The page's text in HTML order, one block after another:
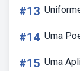
#13
#14 Uma
#15 Uma